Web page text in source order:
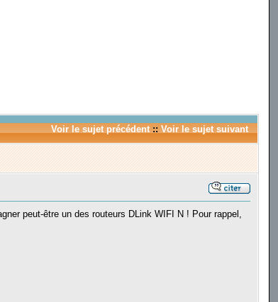
Voir le sujet précédent:: Voir le sujet suivant
peut-être un des routeurs DLink WIFI N ! Pour rappel,